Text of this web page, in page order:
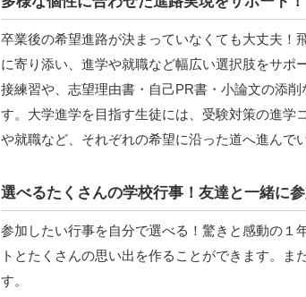
卒業後の希望進路が決まっていなくても大丈夫！
に寄り添い、進学や就職など幅広い選択肢をサ
接練習や、志望理由書・自己PR書・小論文の添
す。大学進学を目指す生徒には、受験対策の進学
や就職など、それぞれの希望に沿った道へ進んでい
選べるたくさんの学校行事！友達と一緒に
参加したい行事を自分で選べる！驚きと感動の１
トとたくさんの思い出を作ることができます。
す。